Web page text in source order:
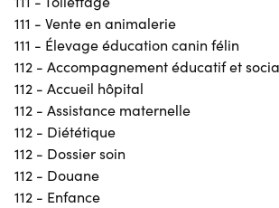
111 - Vente en animalerie
111 - Élevage éducation canin félin
112 - Accompagnement éducatif et
112 - Accueil hôpital
112 - Assistance maternelle
112 - Diététique
112 - Dossier soin
112 - Douane
112 - Enfance